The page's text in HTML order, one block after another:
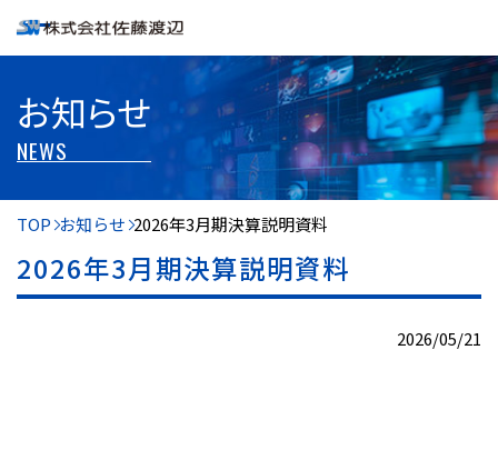
お知らせ
NEWS
TOP お知らせ 2026年3月期決算説明資料
2026年3月期決算説明資料
2026/05/21